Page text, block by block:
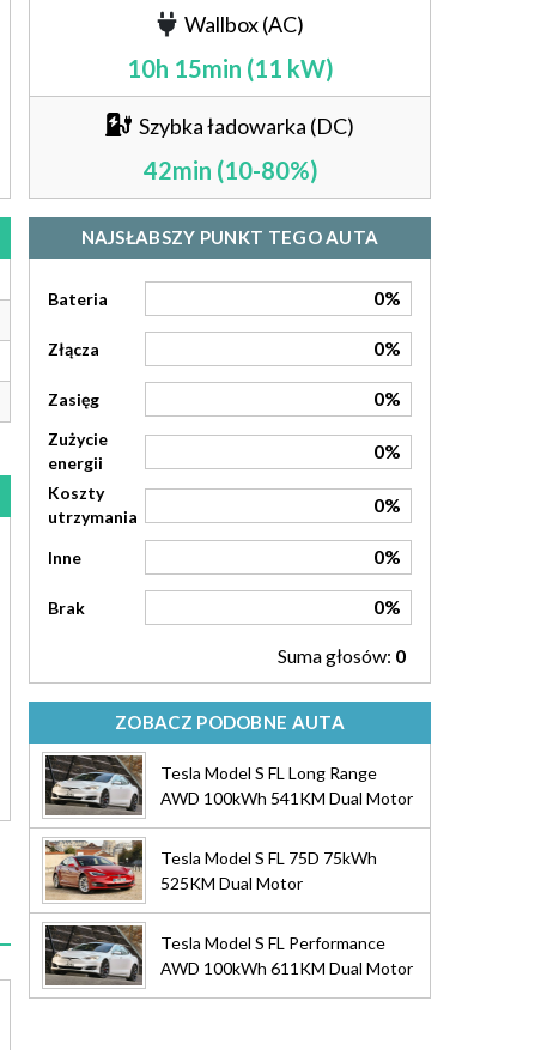
Wallbox (AC)
10h 15min (11 kW)
Szybka ładowarka (DC)
42min (10-80%)
NAJSŁABSZY PUNKT TEGO AUTA
Bateria 0%
Złącza 0%
Zasięg 0%
Zużycie
energii
0%
Koszty
utrzymania
0%
Inne 0%
Brak 0%
Suma głosów: 0
ZOBACZ PODOBNE AUTA
Tesla Model S FL Long Range
AWD 100kWh 541KM Dual Motor
Tesla Model S FL 75D 75kWh
525KM Dual Motor
Tesla Model S FL Performance
AWD 100kWh 611KM Dual Motor